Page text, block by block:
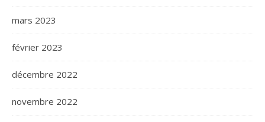
mars 2023
février 2023
décembre 2022
novembre 2022